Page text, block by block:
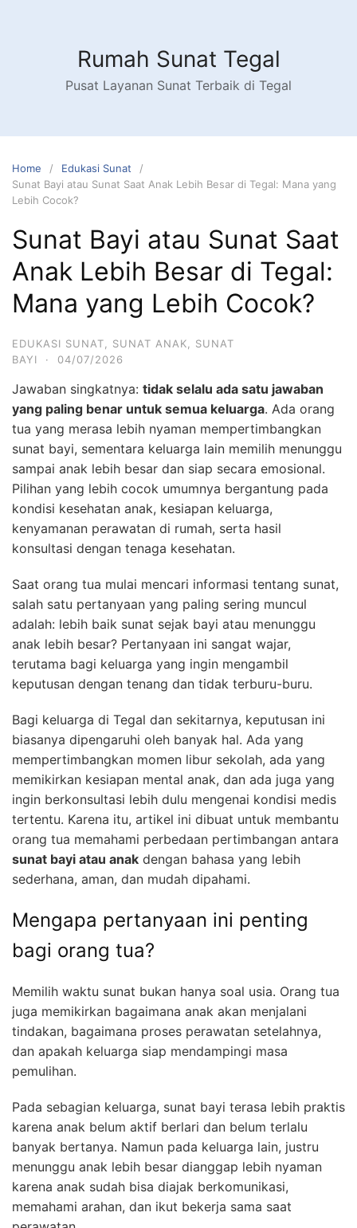
Rumah Sunat Tegal
Pusat Layanan Sunat Terbaik di Tegal
Home
Edukasi Sunat
Sunat Bayi atau Sunat Saat Anak Lebih Besar di Tegal: Mana yang
Lebih Cocok?
Sunat Bayi atau Sunat Saat
Anak Lebih Besar di Tegal:
Mana yang Lebih Cocok?
EDUKASI SUNAT SUNAT ANAK
SUNAT
BAYI
· 04/07/2026
Jawaban singkatnya: tidak selalu ada satu jawaban
yang paling benar untuk semua keluarga. Ada orang
tua yang merasa lebih nyaman mempertimbangkan
sunat bayi, sementara keluarga lain memilih menunggu
sampai anak lebih besar dan siap secara emosional.
Pilihan yang lebih cocok umumnya bergantung pada
kondisi kesehatan anak, kesiapan keluarga,
kenyamanan perawatan di rumah, serta hasil
konsultasi dengan tenaga kesehatan.
Saat orang tua mulai mencari informasi tentang sunat,
salah satu pertanyaan yang paling sering muncul
adalah: lebih baik sunat sejak bayi atau menunggu
anak lebih besar? Pertanyaan ini sangat wajar,
terutama bagi keluarga yang ingin mengambil
keputusan dengan tenang dan tidak terburu-buru.
Bagi keluarga di Tegal dan sekitarnya, keputusan ini
biasanya dipengaruhi oleh banyak hal. Ada yang
mempertimbangkan momen libur sekolah, ada yang
memikirkan kesiapan mental anak, dan ada juga yang
ingin berkonsultasi lebih dulu mengenai kondisi medis
tertentu. Karena itu, artikel ini dibuat untuk membantu
orang tua memahami perbedaan pertimbangan antara
sunat bayi atau anak dengan bahasa yang lebih
sederhana, aman, dan mudah dipahami.
Mengapa pertanyaan ini penting
bagi orang tua?
Memilih waktu sunat bukan hanya soal usia. Orang tua
juga memikirkan bagaimana anak akan menjalani
tindakan, bagaimana proses perawatan setelahnya,
dan apakah keluarga siap mendampingi masa
pemulihan.
Pada sebagian keluarga, sunat bayi terasa lebih praktis
karena anak belum aktif berlari dan belum terlalu
banyak bertanya. Namun pada keluarga lain, justru
menunggu anak lebih besar dianggap lebih nyaman
karena anak sudah bisa diajak berkomunikasi,
memahami arahan, dan ikut bekerja sama saat